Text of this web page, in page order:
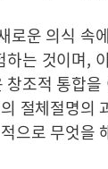
로운 의식 속
는 것이며,
조적 통합
절체절명의
으로 무엇을